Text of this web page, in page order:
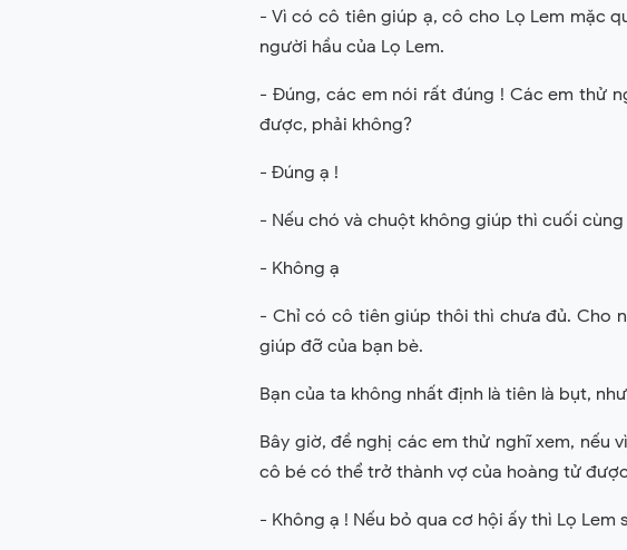
- Vì có cô tiên giúp ạ, cô cho Lọ Lem mặc
người hầu của Lọ Lem.
- Đúng, các em nói rất đúng ! Các em thử
được, phải không?
- Đúng ạ !
- Nếu chó và chuột không giúp thì cuối
- Không ạ
- Chỉ có cô tiên giúp thôi thì chưa đủ. Cho
giúp đỡ của bạn bè.
Bạn của ta không nhất định là tiên là bụt,
Bây giờ, đề nghị các em thử nghĩ xem, nếu
cô bé có thể trở thành vợ của hoàng tử
- Không ạ ! Nếu bỏ qua cơ hội ấy thì Lọ